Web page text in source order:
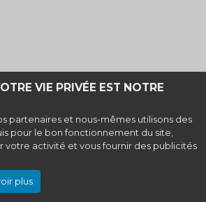
VIE PRIVÉE EST NOTRE
partenaires et nous-mêmes utilisons des
pour le bon fonctionnement du site,
votre activité et vous fournir des publicités
plus